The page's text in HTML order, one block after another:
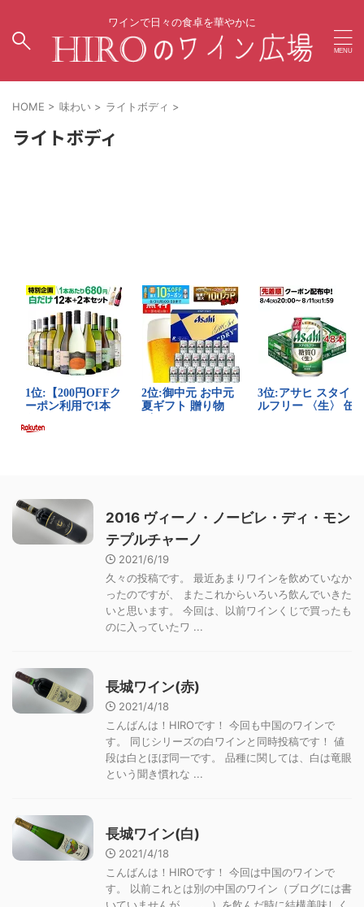
ワインで日々の食卓を華やかに
HOME > 味わい > ライトボディ >
ライトボディ
2016 ヴィーノ・ノービレ・ディ・モン
テプルチャーノ
2021/6/19
久々の投稿です。 最近あまりワインを飲めていなか
ったのですが、 またこれからいろいろ飲んでいきた
いと思います。 今回は、以前ワインくじで買ったも
のに入っていたワ ...
長城ワイン(赤)
2021/4/18
こんばんは！HIROです！ 今回も中国のワインで
す。 同じシリーズの白ワインと同時投稿です！ 値
段は白とほぼ同一です。 品種に関しては、白は竜眼
という聞き慣れな ...
長城ワイン(白)
2021/4/18
こんばんは！HIROです！ 今回は中国のワインで
す。 以前これとは別の中国のワイン（ブログには書